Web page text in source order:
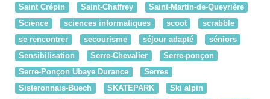
Saint Crépin
Saint-Chaffrey
Saint-Martin-de-Queyrière
Science
sciences informatiques scoot
scrabble
se rencontrer
secourisme séjour adapté
séniors
Sensibilisation
Serre-Chevalier
Serre-ponçon
Serre-Ponçon Ubaye Durance
Serres
Sisteronnais-Buech
SKATEPARK
Ski alpin